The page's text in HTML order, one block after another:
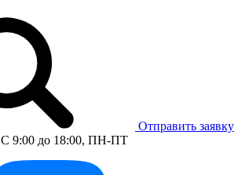
Отправить заявку
C 9:00 до 18:00, ПН-ПТ